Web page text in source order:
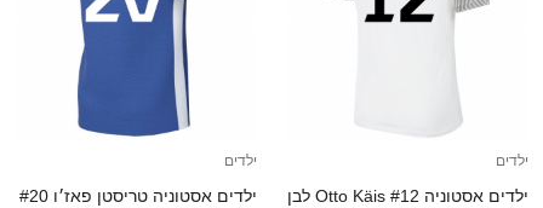
ילדים
ילדים אסטוניה Otto Käis #12 לבן
ילדים
ילדים אסטוניה טריסטן פאז׳ו #20